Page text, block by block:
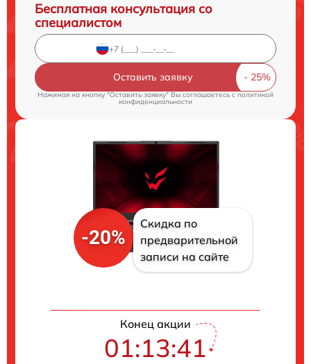
Бесплатная консультация со
специалистом
Оставить заявку
Нажимая на кнопку "Оставить заявку" Вы соглашаетесь cполитикой
конфиденциальности
-20%
Скидка по
предварительной
записи на сайте
Конец акции
01:13:40